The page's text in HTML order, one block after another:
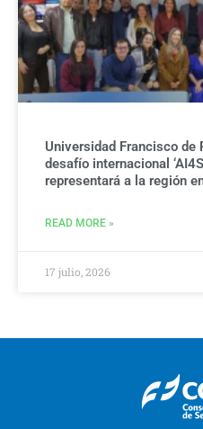
Universidad Francisco de
desafío internacional
representará a la región
READ MORE »
17 julio, 2026